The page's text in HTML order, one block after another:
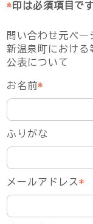
*印は必須項目で
問い合わせ元ペー
新温泉町における
公表について
お名前*
ふりがな
メールアドレス*